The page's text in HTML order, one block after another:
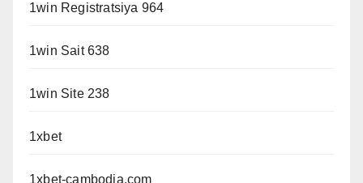
1win Registratsiya 964
1win Sait 638
1win Site 238
1xbet
1xbet-cambodia.com